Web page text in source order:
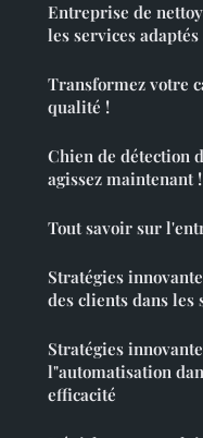
Entreprise de
les services
Transformez votre
qualité !
Chien de détection
agissez maintenant !
Tout savoir sur
Stratégies
des clients dans les
Stratégies
l"automatisation
efficacité